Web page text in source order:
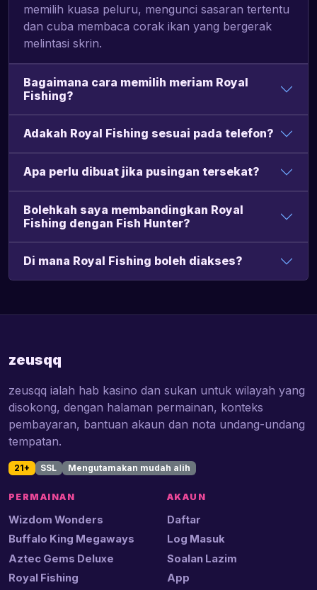
memilih kuasa peluru, mengunci sasaran tertentu
dan cuba membaca corak ikan yang bergerak
melintasi skrin.
Bagaimana cara memilih meriam Royal
Fishing?
Adakah Royal Fishing sesuai pada telefon?
Apa perlu dibuat jika pusingan tersekat?
Bolehkah saya membandingkan Royal
Fishing dengan Fish Hunter?
Di mana Royal Fishing boleh diakses?
zeusqq
zeusqq ialah hab kasino dan sukan untuk wilayah yang
disokong, dengan halaman permainan, konteks
pembayaran, bantuan akaun dan nota undang-undang
tempatan.
21+ SSL Mengutamakan mudah alih
PERMAINAN
Wizdom Wonders
Buffalo King Megaways
Aztec Gems Deluxe
Royal Fishing
AKAUN
Daftar
Log Masuk
Soalan Lazim
App